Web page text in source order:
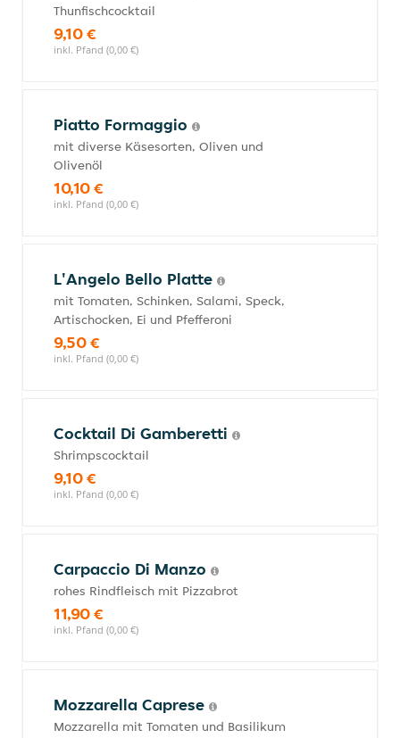
Thunfischcocktail
9,10 €
inkl. Pfand (0,00 €)
Piatto Formaggio
mit diverse Käsesorten, Oliven und
Olivenöl
10,10 €
inkl. Pfand (0,00 €)
L'Angelo Bello Platte
mit Tomaten, Schinken, Salami, Speck,
Artischocken, Ei und Pfefferoni
9,50 €
inkl. Pfand (0,00 €)
Cocktail Di Gamberetti
Shrimpscocktail
9,10 €
inkl. Pfand (0,00 €)
Carpaccio Di Manzo
rohes Rindfleisch mit Pizzabrot
11,90 €
inkl. Pfand (0,00 €)
Mozzarella Caprese
Mozzarella mit Tomaten und Basilikum